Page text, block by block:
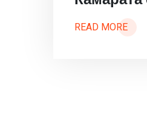
READ MORE